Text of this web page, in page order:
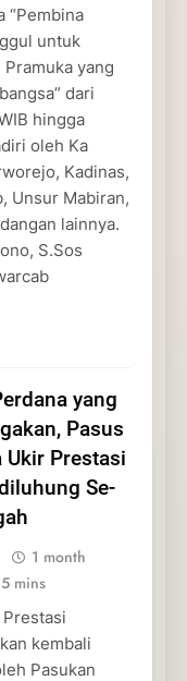
“Pembina
untuk
yang
dari
hingga
oleh Ka
Kadinas,
Unsur Mabiran,
lainnya.
S.Sos
yang
Pasus
Ukir Prestasi
Se-
1 month
5 mins
kembali
Pasukan